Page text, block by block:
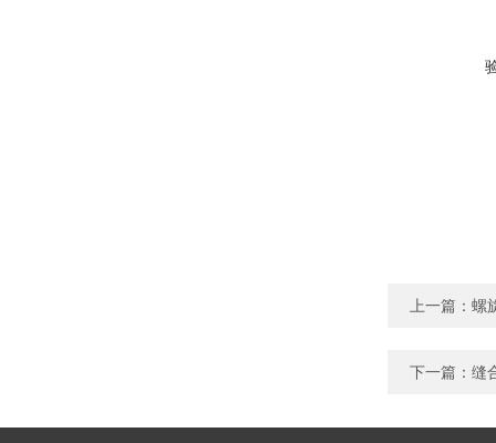
上一篇： 螺
下一篇： 缝